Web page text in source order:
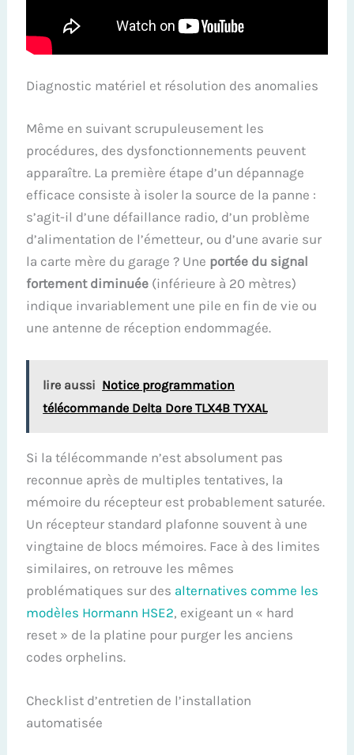
Diagnostic matériel et résolution des anomalies
Même en suivant scrupuleusement les
procédures, des dysfonctionnements peuvent
apparaître. La première étape d’un dépannage
efficace consiste à isoler la source de la panne :
s’agit-il d’une défaillance radio, d’un problème
d’alimentation de l’émetteur, ou d’une avarie sur
la carte mère du garage ? Une portée du signal
fortement diminuée (inférieure à 20 mètres)
indique invariablement une pile en fin de vie ou
une antenne de réception endommagée.
lire aussi Notice programmation
télécommande Delta Dore TLX4B TYXAL
Si la télécommande n’est absolument pas
reconnue après de multiples tentatives, la
mémoire du récepteur est probablement saturée.
Un récepteur standard plafonne souvent à une
vingtaine de blocs mémoires. Face à des limites
similaires, on retrouve les mêmes
problématiques sur des alternatives comme les
modèles Hormann HSE2, exigeant un « hard
reset » de la platine pour purger les anciens
codes orphelins.
Checklist d’entretien de l’installation
automatisée